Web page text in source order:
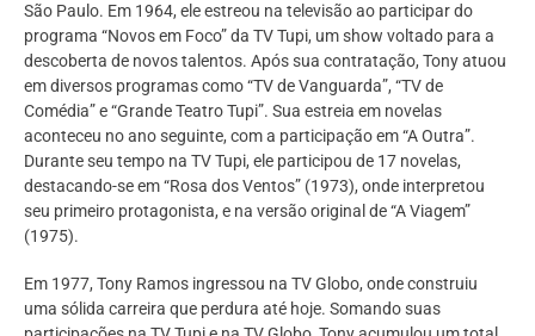
São Paulo. Em 1964, ele estreou na televisão ao participar do
programa “Novos em Foco” da TV Tupi, um show voltado para a
descoberta de novos talentos. Após sua contratação, Tony atuou
em diversos programas como “TV de Vanguarda”, “TV de
Comédia” e “Grande Teatro Tupi”. Sua estreia em novelas
aconteceu no ano seguinte, com a participação em “A Outra”.
Durante seu tempo na TV Tupi, ele participou de 17 novelas,
destacando-se em “Rosa dos Ventos” (1973), onde interpretou
seu primeiro protagonista, e na versão original de “A Viagem”
(1975).
Em 1977, Tony Ramos ingressou na TV Globo, onde construiu
uma sólida carreira que perdura até hoje. Somando suas